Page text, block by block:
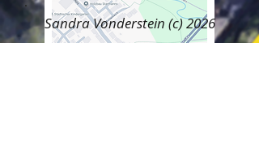
Sandra Vonderstein (c) 2026